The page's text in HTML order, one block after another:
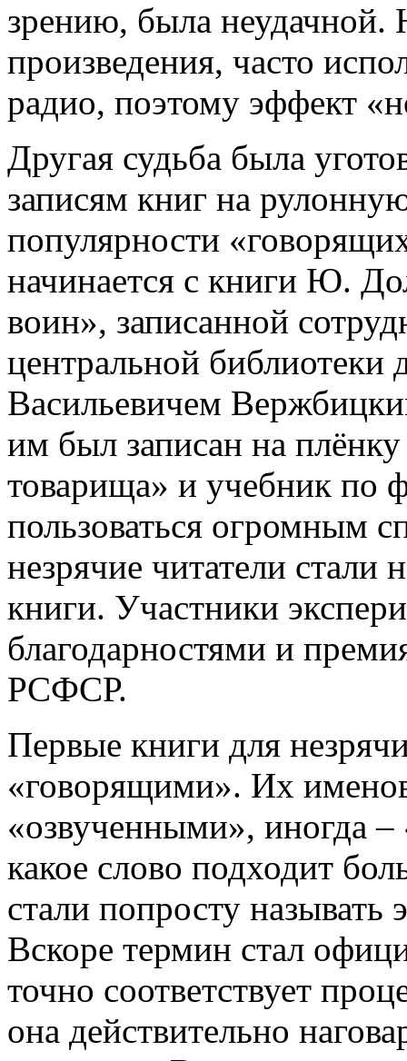
зрению, была неудачной.
произведения, часто
радио, поэтому эффект
Другая судьба была
записям книг на
популярности
начинается с книги Ю.
воин», записанной
центральной библиотеки
Васильевичем
им был записан на
товарища» и учебник по
пользоваться огромным
незрячие читатели
книги. Участники
благодарностями и
РСФСР.
Первые книги для
«говорящими». Их
«озвученными», иногда
какое слово подходит
стали попросту
Вскоре термин стал
точно соответствует
она действительно